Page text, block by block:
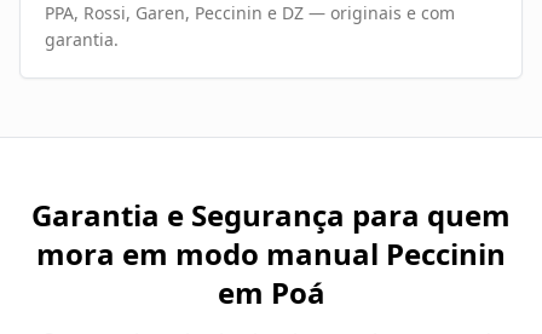
PPA, Rossi, Garen, Peccinin e DZ — originais e com
garantia.
Garantia e Segurança para quem
mora em modo manual Peccinin
em Poá